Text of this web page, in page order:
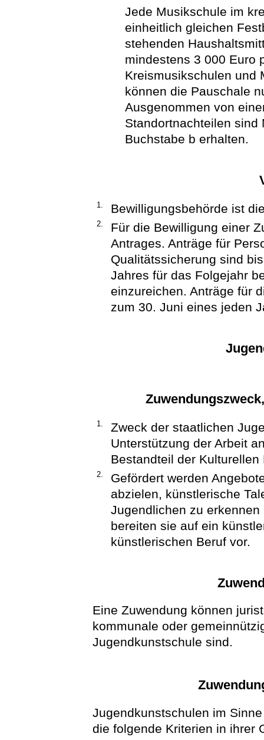
Jede Musikschule im
einheitlich gleichen
stehenden
mindestens 3 000 Euro
Kreismusikschulen und
können die Pauschale
Ausgenommen von
Standortnachteilen
Buchstabe b erhalten.
1. Bewilligungsbehörde ist
2.
Für die Bewilligung einer
Antrages. Anträge für
Qualitätssicherung sind
Jahres für das Folgejahr
einzureichen. Anträge für
zum 30. Juni eines jeden
1.
Zweck der staatlichen
Unterstützung der Arbeit
Bestandteil der
2.
Gefördert werden
abzielen, künstlerische
Jugendlichen zu
bereiten sie auf ein
künstlerischen Beruf vor.
Eine Zuwendung können
kommunale oder
Jugendkunstschule sind.
Jugendkunstschulen im
die folgende Kriterien in ihrer